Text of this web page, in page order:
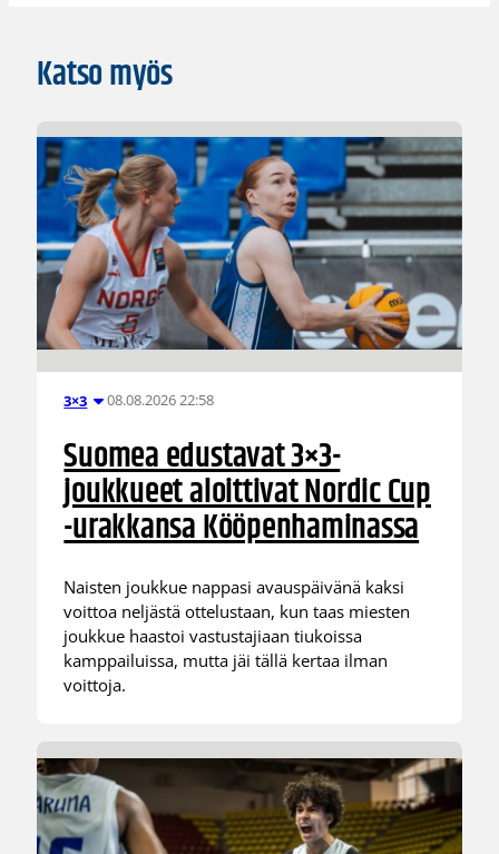
Katso myös
3×3 08.08.2026 22:58
Suomea edustavat 3×3-
joukkueet aloittivat Nordic Cup
-urakkansa Kööpenhaminassa
Naisten joukkue nappasi avauspäivänä kaksi
voittoa neljästä ottelustaan, kun taas miesten
joukkue haastoi vastustajiaan tiukoissa
kamppailuissa, mutta jäi tällä kertaa ilman
voittoja.